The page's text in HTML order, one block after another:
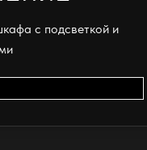
с подсветкой и